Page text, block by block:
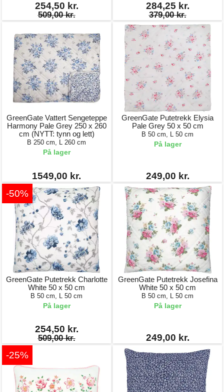
254,50 kr.
509,00 kr.
284,25 kr.
379,00 kr.
GreenGate Vattert Sengeteppe
Harmony Pale Grey 250 x 260
cm (NYTT: tynn og lett)
B 250 cm, L 260 cm
På lager
1549,00 kr.
GreenGate Putetrekk Elysia
Pale Grey 50 x 50 cm
B 50 cm, L 50 cm
På lager
249,00 kr.
-50%
GreenGate Putetrekk Charlotte
White 50 x 50 cm
B 50 cm, L 50 cm
På lager
254,50 kr.
509,00 kr.
GreenGate Putetrekk Josefina
White 50 x 50 cm
B 50 cm, L 50 cm
På lager
249,00 kr.
-25%